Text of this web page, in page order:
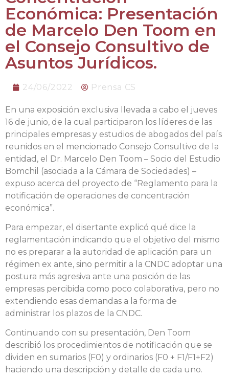
Económica: Presentación
de Marcelo Den Toom en
el Consejo Consultivo de
Asuntos Jurídicos.
24/06/2022 Prensa CS
En una exposición exclusiva llevada a cabo el jueves
16 de junio, de la cual participaron los líderes de las
principales empresas y estudios de abogados del país
reunidos en el mencionado Consejo Consultivo de la
entidad, el Dr. Marcelo Den Toom – Socio del Estudio
Bomchil (asociada a la Cámara de Sociedades) –
expuso acerca del proyecto de “Reglamento para la
notificación de operaciones de concentración
económica”.
Para empezar, el disertante explicó qué dice la
reglamentación indicando que el objetivo del mismo
no es preparar a la autoridad de aplicación para un
régimen ex ante, sino permitir a la CNDC adoptar una
postura más agresiva ante una posición de las
empresas percibida como poco colaborativa, pero no
extendiendo esas demandas a la forma de
administrar los plazos de la CNDC.
Continuando con su presentación, Den Toom
describió los procedimientos de notificación que se
dividen en sumarios (F0) y ordinarios (F0 + F1/F1+F2)
haciendo una descripción y detalle de cada uno.